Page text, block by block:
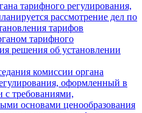
тарифного регулирования,
рассмотрение дел по
тарифов
тарифного
решения об установлении
комиссии органа
оформленный в
с требованиями,
основами ценообразования